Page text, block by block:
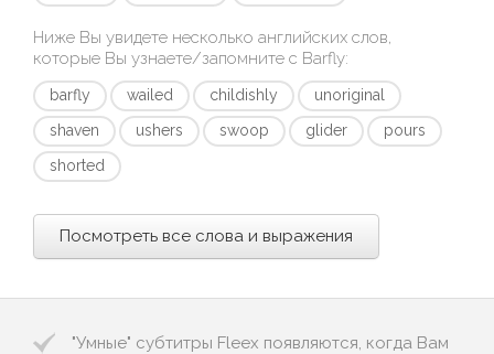
Ниже Вы увидете несколько английских слов,
которые Вы узнаете/запомните с Barfly:
barfly wailed childishly
unoriginal
shaven
ushers swoop glider
pours
shorted
Посмотреть все слова и выражения
"Умные" субтитры Fleex появляются, когда Вам